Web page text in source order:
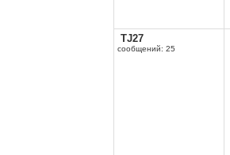
TJ27
сообщений: 25